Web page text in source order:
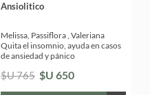
Ansiolitico
Melissa, Passiflora , Valeriana
Quita el insomnio, ayuda en casos
de ansiedad y pánico
$U 765 $U 650